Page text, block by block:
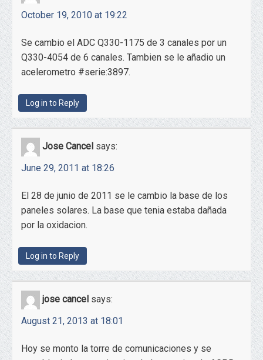
October 19, 2010 at 19:22
Se cambio el ADC Q330-1175 de 3 canales por un
Q330-4054 de 6 canales. Tambien se le añadio un
acelerometro #serie:3897.
Log in to Reply
Jose Cancel says:
June 29, 2011 at 18:26
El 28 de junio de 2011 se le cambio la base de los
paneles solares. La base que tenia estaba dañada
por la oxidacion.
Log in to Reply
jose cancel says:
August 21, 2013 at 18:01
Hoy se monto la torre de comunicaciones y se